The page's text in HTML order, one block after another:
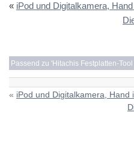
« iPod und Digitalkamera,
Passend zu 'Hitachis Festplatten-
« iPod und Digitalkamera, Hand